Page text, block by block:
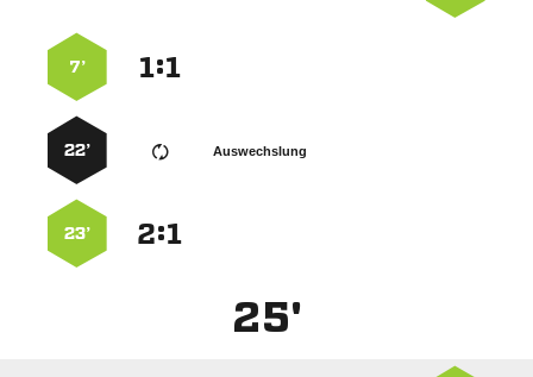
:
7’
Auswechslung
22’
:
23’
25'